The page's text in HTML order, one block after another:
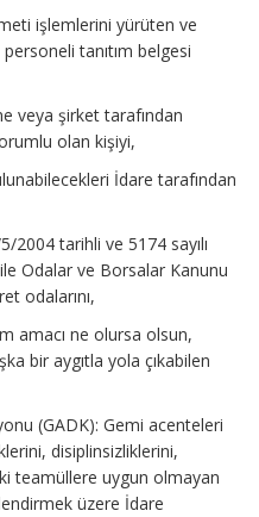
işlemlerini yürüten ve
tanıtım belgesi
veya şirket tarafından
olan kişiyi,
İdare tarafından
2004 tarihli ve 5174 sayılı
Odalar ve Borsalar Kanunu
odalarını,
amacı ne olursa olsun,
bir aygıtla yola çıkabilen
(GADK): Gemi acenteleri
disiplinsizliklerini,
teamüllere uygun olmayan
üzere İdare